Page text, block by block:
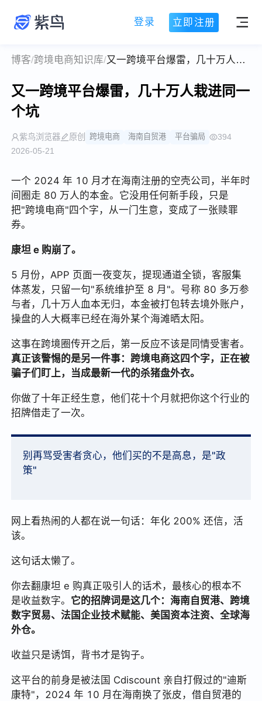
登录 立即注册
博客/跨境电商知识库/ 又一跨境平台爆雷，几十万人栽进同一个坑
又一跨境平台爆雷，几十万人栽进同一
个坑
紫鸟浏览器 原创 跨境电商 海南自贸港 平台骗局
394
2026-05-21
一个 2024 年 10 月才在海南注册的空壳公司，半年时
间圈走 80 万人的本金。它没用任何新手段，只是
把"跨境电商"四个字，从一门生意，变成了一张赎罪
券。
康坦 e 购崩了。
5 月份，APP 页面一夜变灰，提现通道全锁，客服集
体蒸发，只留一句"系统维护至 8 月"。号称 80 多万参
与者，几十万人血本无归，本金被打包转去境外账户，
操盘的人大概率已经在海外某个海滩晒太阳。
这事在跨境圈传开之后，第一反应不该是同情受害者。
真正该警惕的是另一件事：跨境电商这四个字，正在被
骗子们盯上，当成最新一代的杀猪盘外衣。
你做了十年正经生意，他们花十个月就把你这个行业的
招牌借走了一次。
别再骂受害者贪心，他们买的不是高息，是"政
策"
网上看热闹的人都在说一句话：年化 200% 还信，活
该。
这句话太懒了。
你去翻康坦 e 购真正吸引人的话术，最核心的根本不
是收益数字。 它的招牌词是这几个：海南自贸港、跨境
数字贸易、法国企业技术赋能、美国资本注资、全球海
外仓。
收益只是诱饵，背书才是钩子。
这平台的前身是被法国 Cdiscount 亲自打假过的"迪斯
康特"，2024 年 10 月在海南换了张皮，借自贸港的